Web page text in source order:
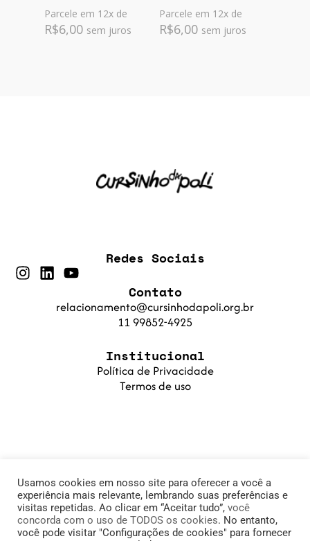
Parcele em 12x de
R$6,00 sem juros
Parcele em 12x de
R$6,00 sem juros
Institucional
Política de Privacidade
Termos de uso
Contato
relacionamento@cursinhodapoli.org.br
11 99852-4925
Redes Sociais
© 2025 Cursinho da Poli. Fundação PoliSaber |
Usamos cookies em nosso site para oferecer a você a
experiência mais relevante, lembrando suas preferências e
visitas repetidas. Ao clicar em “Aceitar tudo”, você
concorda com o uso de TODOS os cookies. No entanto,
você pode visitar "Configurações de cookies" para fornecer